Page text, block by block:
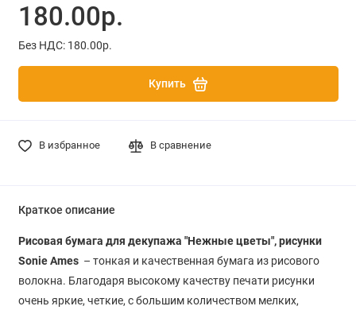
180.00р.
Без НДС: 180.00р.
Купить
В избранное В сравнение
Краткое описание
Рисовая бумага для декупажа "Нежные цветы", рисунки
Sonie Ames – тонкая и качественная бумага из рисового
волокна. Благодаря высокому качеству печати рисунки
очень яркие, четкие, с большим количеством мелких,